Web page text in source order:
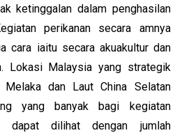
ketinggalan dalam penghasilan
perikanan secara amnya
cara iaitu secara akuakultur dan
Lokasi Malaysia yang strategik
Melaka dan Laut China Selatan
yang banyak bagi kegiatan
dapat dilihat dengan jumlah